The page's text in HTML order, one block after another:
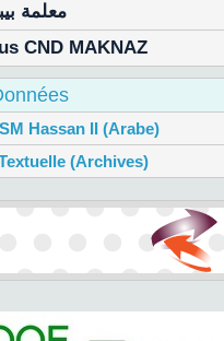
معلمة
CND MAKNAZ
Hassan II (Arabe)
(Archives)